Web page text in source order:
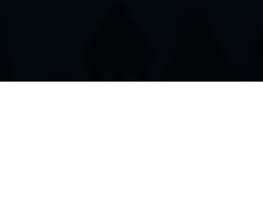
C) no